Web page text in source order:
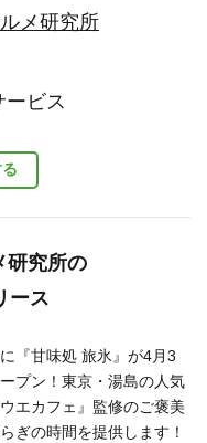
メ研究所
ビス
研究所の
ース
『甘味処 旅氷』が4月3
プン！東京・湯島の人気
エカフェ』監修のご褒美
ぎの時間を提供します！